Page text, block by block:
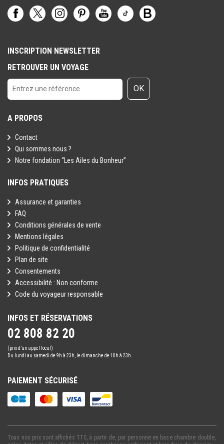
INSCRIPTION NEWSLETTER
RETROUVER UN VOYAGE
OK
A PROPOS
Contact
Qui sommes nous ?
Notre fondation “Les Ailes du Bonheur”
INFOS PRATIQUES
Assurance et garanties
FAQ
Conditions générales de vente
Mentions légales
Politique de confidentialité
Plan de site
Consentements
Accessibilité : Non conforme
Code du voyageur responsable
INFOS ET RÉSERVATIONS
02 808 82 20
(prix d’un appel local)
Du lundi au samedi de 9h à 23h, le dimanche de 10h à 23h.
PAIEMENT SÉCURISÉ
Tous nos prix sont affichés TTC, à partir de, par personne en base chambre double,